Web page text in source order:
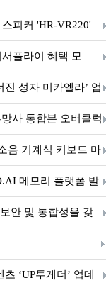
피커 'HR-VR220'
플라이 혜택 모
진 성자 미카엘라’ 업
사 통합본 오버클럭
음 기계식 키보드 마
메모리 플랫폼 발
안 및 통합성을 갖
‘UP투게더’ 업데